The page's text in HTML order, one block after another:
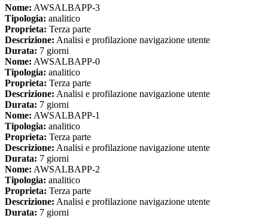
Nome: AWSALBAPP-3
Tipologia: analitico
Proprieta: Terza parte
Descrizione: Analisi e profilazione navigazione utente
Durata: 7 giorni
Nome: AWSALBAPP-0
Tipologia: analitico
Proprieta: Terza parte
Descrizione: Analisi e profilazione navigazione utente
Durata: 7 giorni
Nome: AWSALBAPP-1
Tipologia: analitico
Proprieta: Terza parte
Descrizione: Analisi e profilazione navigazione utente
Durata: 7 giorni
Nome: AWSALBAPP-2
Tipologia: analitico
Proprieta: Terza parte
Descrizione: Analisi e profilazione navigazione utente
Durata: 7 giorni